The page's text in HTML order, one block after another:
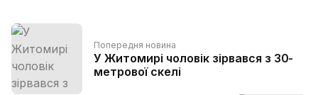
Попередня новина
У Житомирі чоловік зірвався з 30-
метрової скелі